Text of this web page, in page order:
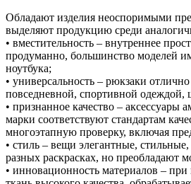
Обладают изделия неоспоримыми
выделяют продукцию среди
• вместительность – внутреннее
продуманно, большинство моделей
ноутбука;
• универсальность – рюкзаки
повседневной, спортивной
• признанное качество – аксессуары
марки соответствуют стандартам
многоэтапную проверку, включая
• стиль – вещи элегантные,
разных раскрасках, но преобладают
• инновационность материалов –